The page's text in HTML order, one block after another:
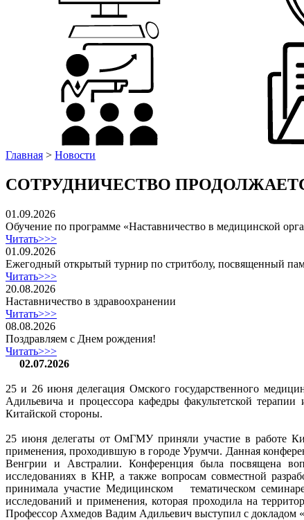
Главная > Новости
СОТРУДНИЧЕСТВО
01.09.2026
Обучение по программе «Наставничество в медицинской
Читать>>>
01.09.2026
Ежегодный открытый турнир по стритболу, посвященный
Читать>>>
20.08.2026
Наставничество в здравоохранении
Читать>>>
08.08.2026
Поздравляем с Днем рождения!
Читать>>>
02.07.2026
25 и 26 июня делегация Омского государственного
Адильевича и процессора кафедры факультетской
Китайской стороны.
25 июня делегаты от ОмГМУ приняли участие в работе
применения, проходившую в городе Урумчи. Данная
Венгрии и Австралии. Конференция была посвящена
исследованиях в КНР, а также вопросам совместной
принимала участие Медицинском тематическом
исследований и применения, которая проходила на
Профессор Ахмедов Вадим Адильевич выступил с докладом